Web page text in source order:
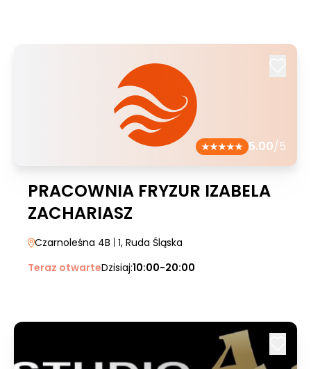
5.00/5
PRACOWNIA FRYZUR IZABELA
ZACHARIASZ
Czarnoleśna 4B | 1, Ruda Śląska
Teraz otwarteDzisiaj:10:00-20:00